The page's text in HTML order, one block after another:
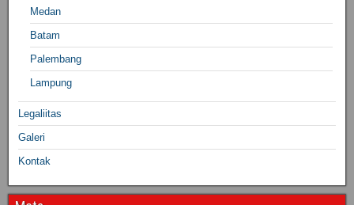
Medan
Batam
Palembang
Lampung
Legaliitas
Galeri
Kontak